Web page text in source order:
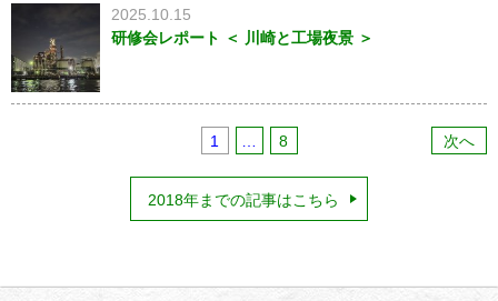
2025.10.15
研修会レポート ＜ 川崎と工場夜景 ＞
1 8 次へ
2018年までの記事はこちら